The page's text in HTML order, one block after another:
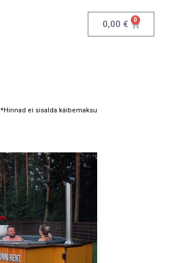
0,00 € 0
*Hinnad ei sisalda käibemaksu